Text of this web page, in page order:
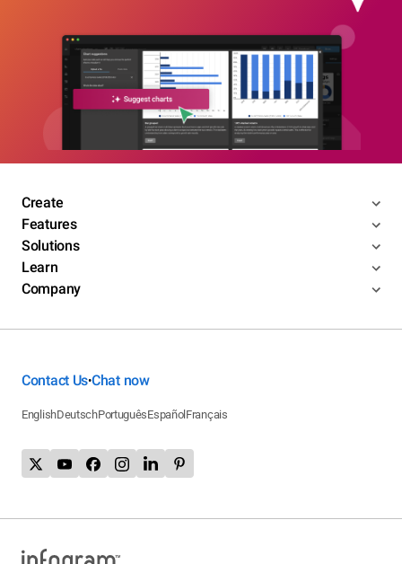
Create
Features
Solutions
Learn
Company
Contact Us•Chat now
EnglishDeutschPortuguêsEspañol Français